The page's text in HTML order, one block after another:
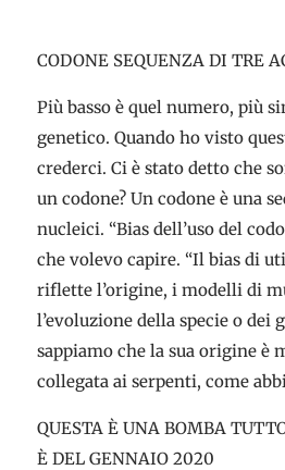
CODONE SEQUENZA DI TRE
Più basso è quel numero, più
genetico. Quando ho visto
crederci. Ci è stato detto che
un codone? Un codone è una
nucleici. “Bias dell’uso del
che volevo capire. “Il bias di
riflette l’origine, i modelli di
l’evoluzione della specie o dei
sappiamo che la sua origine è
collegata ai serpenti, come
QUESTA È UNA BOMBA
È DEL GENNAIO 2020